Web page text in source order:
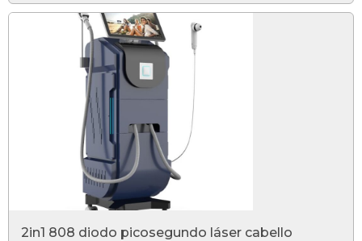
2in1 808 diodo picosegundo láser cabello